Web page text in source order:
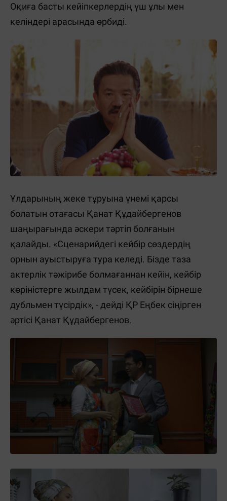
Оқиға басты кейіпкерлердің үш ұлы мен
келіндері арасында өрбиді.
Ұлдарының жеке тұруына үнемі қарсы
болатын отағасы Қанат Құдайбергенов
шаңырағында әскери тәртіп болғанын
қалайды. «Сценарийдегі кейбір сөздердің
орнын ауыстыруға тура келеді. Бізде таза
актерлік тәжірибе болмағаннан кейін, кейбір
көріністерге жылдам түсек, кейбірін бірнеше
дубльмен түсірдік», - дейді ҚР Еңбек сіңірген
әртісі Қанат Құдайбергенов.